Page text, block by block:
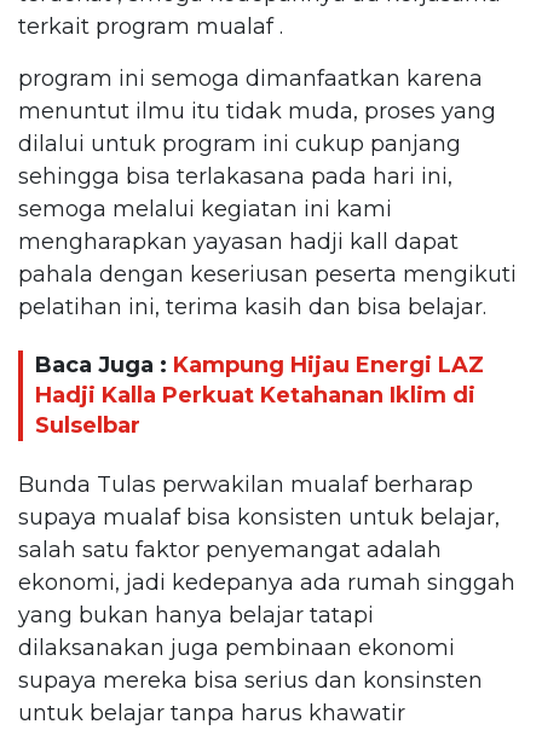
terkait program mualaf .
program ini semoga dimanfaatkan karena
menuntut ilmu itu tidak muda, proses yang
dilalui untuk program ini cukup panjang
sehingga bisa terlakasana pada hari ini,
semoga melalui kegiatan ini kami
mengharapkan yayasan hadji kall dapat
pahala dengan keseriusan peserta mengikuti
pelatihan ini, terima kasih dan bisa belajar.
Baca Juga : Kampung Hijau Energi LAZ
Hadji Kalla Perkuat Ketahanan Iklim di
Sulselbar
Bunda Tulas perwakilan mualaf berharap
supaya mualaf bisa konsisten untuk belajar,
salah satu faktor penyemangat adalah
ekonomi, jadi kedepanya ada rumah singgah
yang bukan hanya belajar tatapi
dilaksanakan juga pembinaan ekonomi
supaya mereka bisa serius dan konsinsten
untuk belajar tanpa harus khawatir